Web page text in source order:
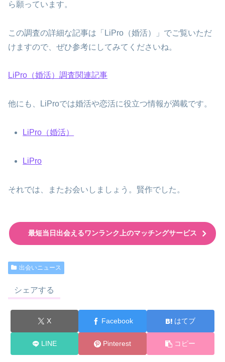
ら願っています。
この調査の詳細な記事は「LiPro（婚活）」でご覧いただ
けますので、ぜひ参考にしてみてくださいね。
LiPro（婚活）調査関連記事
他にも、LiProでは婚活や恋活に役立つ情報が満載です。
LiPro（婚活）
LiPro
それでは、またお会いしましょう。賢作でした。
最短当日出会えるワンランク上のマッチングサービス
出会いニュース
シェアする
X Facebook はてブ
LINE Pinterest コピー